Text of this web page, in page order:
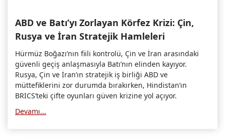
ABD ve Batı’yı Zorlayan Körfez Krizi: Çin,
Rusya ve İran Stratejik Hamleleri
Hürmüz Boğazı’nın fiili kontrolü, Çin ve İran arasındaki
güvenli geçiş anlaşmasıyla Batı’nın elinden kayıyor.
Rusya, Çin ve İran’ın stratejik iş birliği ABD ve
müttefiklerini zor durumda bırakırken, Hindistan’ın
BRICS’teki çifte oyunları güven krizine yol açıyor.
Devamı...